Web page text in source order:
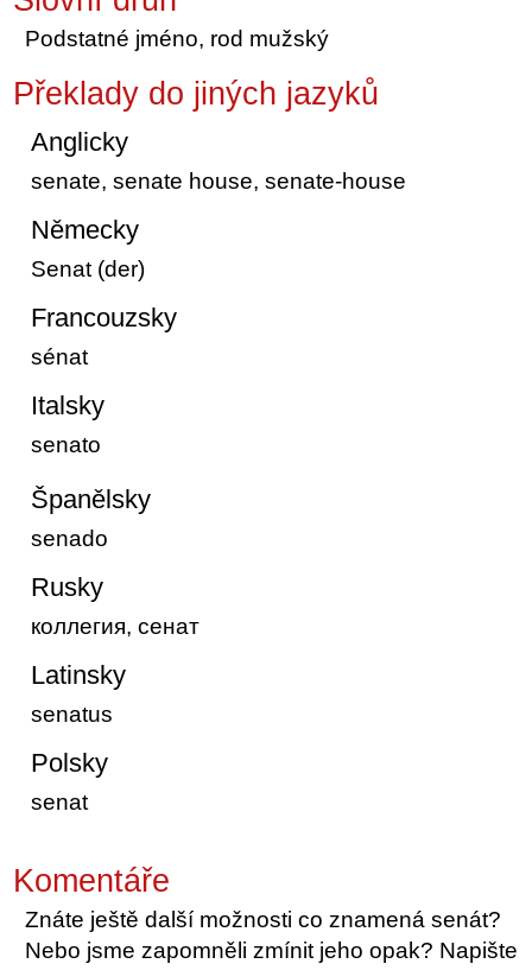
Podstatné jméno, rod mužský
Překlady do jiných jazyků
Anglicky
senate, senate house, senate-house
Německy
Senat (der)
Francouzsky
sénat
Italsky
senato
Španělsky
senado
Rusky
коллегия, сенат
Latinsky
senatus
Polsky
senat
Komentáře
Znáte ještě další možnosti co znamená senát?
Nebo jsme zapomněli zmínit jeho opak? Napište